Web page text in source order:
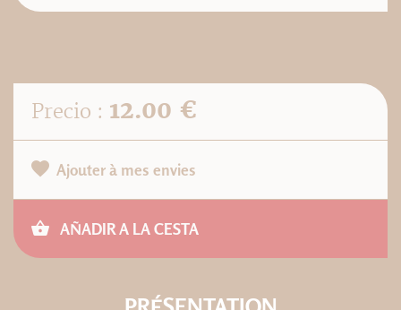
Precio : 12.00 €
Ajouter à mes envies
AÑADIR A LA CESTA